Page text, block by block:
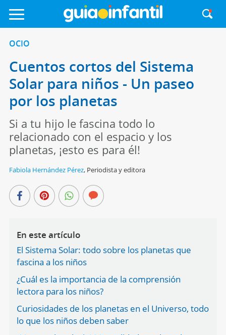
OCIO
Cuentos cortos del Sistema
Solar para niños - Un paseo
por los planetas
Si a tu hijo le fascina todo lo
relacionado con el espacio y los
planetas, ¡esto es para él!
Fabiola Hernández Pérez, Periodista y editora
En este artículo
El Sistema Solar: todo sobre los planetas que
fascina a los niños
¿Cuál es la importancia de la comprensión
lectora para los niños?
Curiosidades de los planetas en el Universo, todo
lo que los niños deben saber